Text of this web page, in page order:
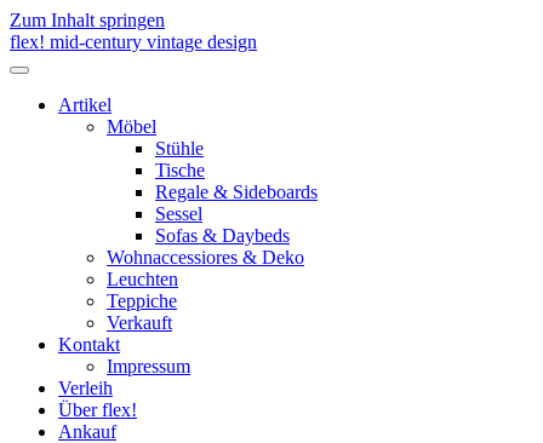
Zum Inhalt springen
flex! mid-century vintage design
Menü
umschalten
Artikel
Möbel
Stühle
Tische
Regale & Sideboards
Sessel
Sofas & Daybeds
Wohnaccessiores & Deko
Leuchten
Teppiche
Verkauft
Kontakt
Impressum
Verleih
Über flex!
Ankauf